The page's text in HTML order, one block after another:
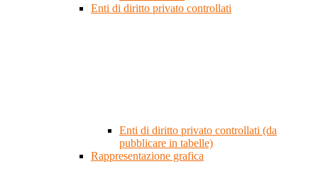
Enti di diritto privato controllati
Enti di diritto privato controllati (da
pubblicare in tabelle)
Rappresentazione grafica